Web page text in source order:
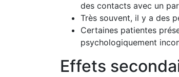
des contacts avec un
Très souvent, il y a des
Certaines patientes
psychologiquement
Effets